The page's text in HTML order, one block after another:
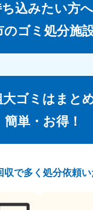
込みたい方へ
のゴミ処分施
ゴミはまと
簡単・お得！
収で多く処分依頼